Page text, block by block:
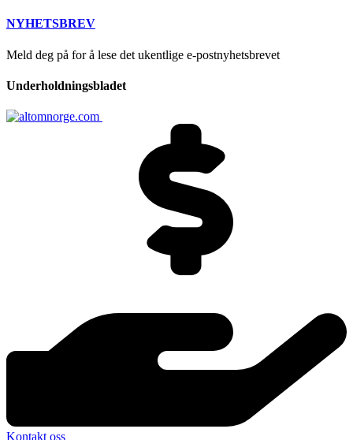
NYHETSBREV
Meld deg på for å lese det ukentlige e-postnyhetsbrevet
Underholdningsbladet
Kontakt oss